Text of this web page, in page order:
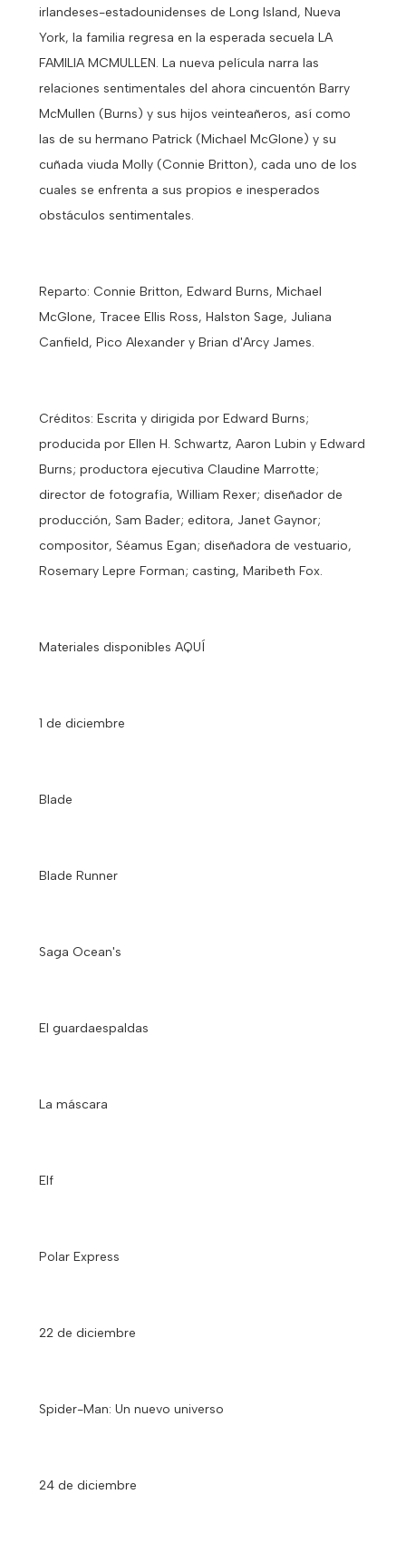
irlandeses-estadounidenses de Long Island, Nueva
York, la familia regresa en la esperada secuela LA
FAMILIA MCMULLEN. La nueva película narra las
relaciones sentimentales del ahora cincuentón Barry
McMullen (Burns) y sus hijos veinteañeros, así como
las de su hermano Patrick (Michael McGlone) y su
cuñada viuda Molly (Connie Britton), cada uno de los
cuales se enfrenta a sus propios e inesperados
obstáculos sentimentales.
Reparto: Connie Britton, Edward Burns, Michael
McGlone, Tracee Ellis Ross, Halston Sage, Juliana
Canfield, Pico Alexander y Brian d'Arcy James.
Créditos: Escrita y dirigida por Edward Burns;
producida por Ellen H. Schwartz, Aaron Lubin y Edward
Burns; productora ejecutiva Claudine Marrotte;
director de fotografía, William Rexer; diseñador de
producción, Sam Bader; editora, Janet Gaynor;
compositor, Séamus Egan; diseñadora de vestuario,
Rosemary Lepre Forman; casting, Maribeth Fox.
Materiales disponibles AQUÍ
1 de diciembre
Blade
Blade Runner
Saga Ocean's
El guardaespaldas
La máscara
Elf
Polar Express
22 de diciembre
Spider-Man: Un nuevo universo
24 de diciembre